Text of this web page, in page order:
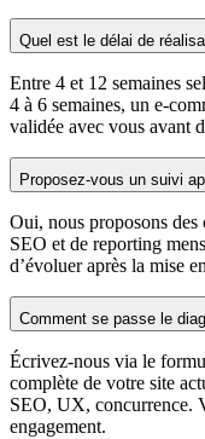
Quel est le délai de
Entre 4 et 12 semaines
4 à 6 semaines, un e-
validée avec vous avant
Proposez-vous un suivi
Oui, nous proposons des
SEO et de reporting
d’évoluer après la mise
Comment se passe le
Écrivez-nous via le
complète de votre site
SEO, UX, concurrence.
engagement.